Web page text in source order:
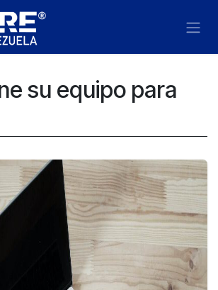
su equipo para